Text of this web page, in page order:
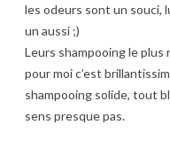
les odeurs sont un souci,
un aussi ;)
Leurs shampooing le plus
pour moi c’est
shampooing solide, tout
sens presque pas.